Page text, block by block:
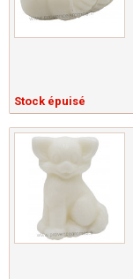
Stock épuisé